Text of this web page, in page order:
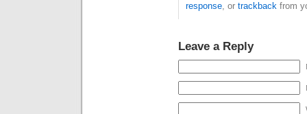
response, or trackback from
Leave a Reply